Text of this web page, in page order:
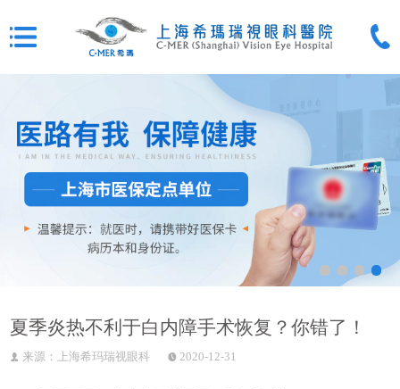
夏季炎热不利于白内障手术恢复？你错了！
来源：上海希玛瑞视眼科 2020-12-31